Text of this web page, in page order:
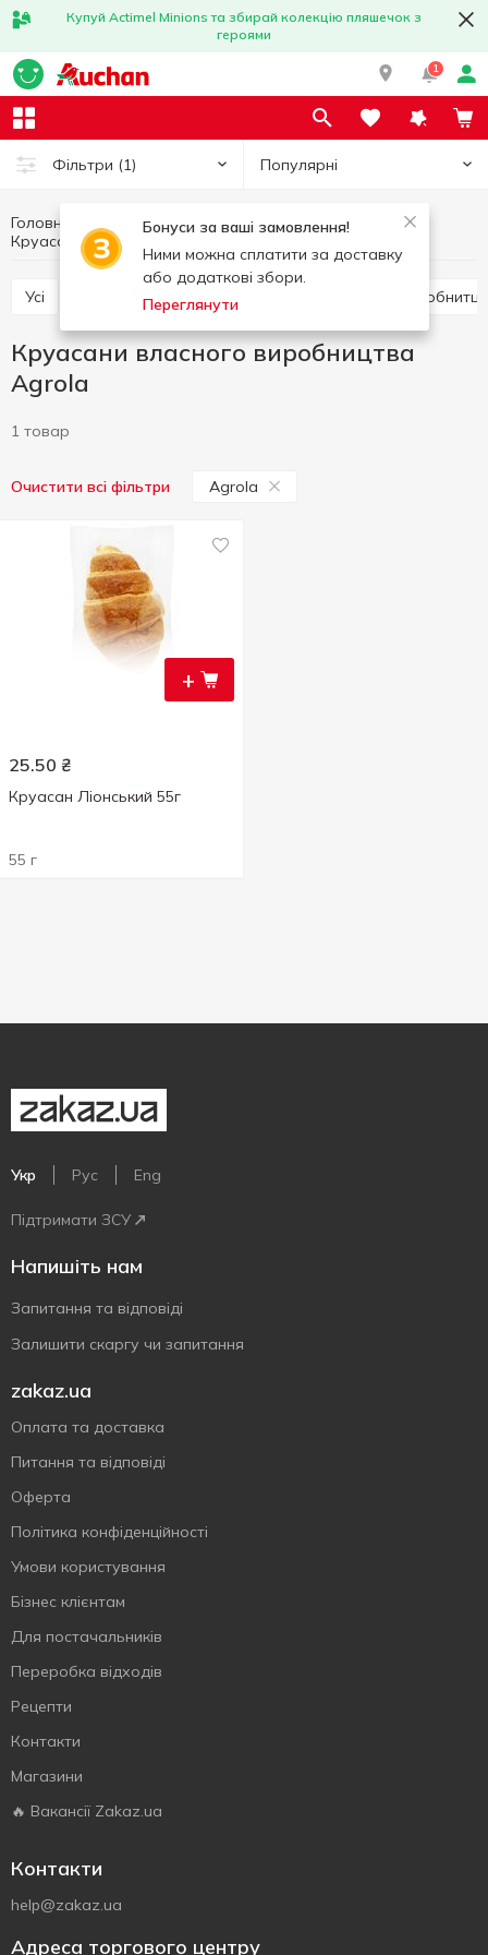
Купуй Actimel Minions та збирай колекцію пляшечок з
героями
1
Фільтри (1) Популярні
Бонуси за ваші замовлення!
Ними можна сплатити за доставку
або додаткові збори.
Переглянути
Головна Пекарня Власна пекарня
Круасани власного виробництва
Усі Хлібобулочні вироби Багет власного
Круасани власного виробництва
Agrola
1 товар
Очистити всі фільтри Agrola
+
25.50 ₴
Круасан Ліонський 55г
55 г
Укр Рус Eng
Підтримати ЗСУ
Напишіть нам
Запитання та відповіді
Залишити скаргу чи запитання
zakaz.ua
Оплата та доставка
Питання та відповіді
Оферта
Політика конфіденційності
Умови користування
Бізнес клієнтам
Для постачальників
Переробка відходів
Рецепти
Контакти
Магазини
🔥 Вакансії Zakaz.ua
Контакти
help@zakaz.ua
Адреса торгового центру